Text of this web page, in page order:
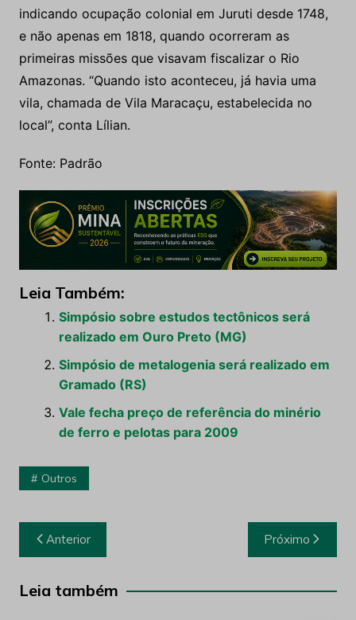
indicando ocupação colonial em Juruti desde 1748,
e não apenas em 1818, quando ocorreram as
primeiras missões que visavam fiscalizar o Rio
Amazonas. “Quando isto aconteceu, já havia uma
vila, chamada de Vila Maracaçu, estabelecida no
local”, conta Lílian.
Fonte: Padrão
Leia Também:
Simpósio sobre estudos tectônicos será
realizado em Ouro Preto (MG)
Simpósio de metalogenia será realizado em
Gramado (RS)
Vale fecha preço de referência do minério
de ferro e pelotas para 2009
Outros
Navegação
de
Post
Anterior Próximo
Leia também